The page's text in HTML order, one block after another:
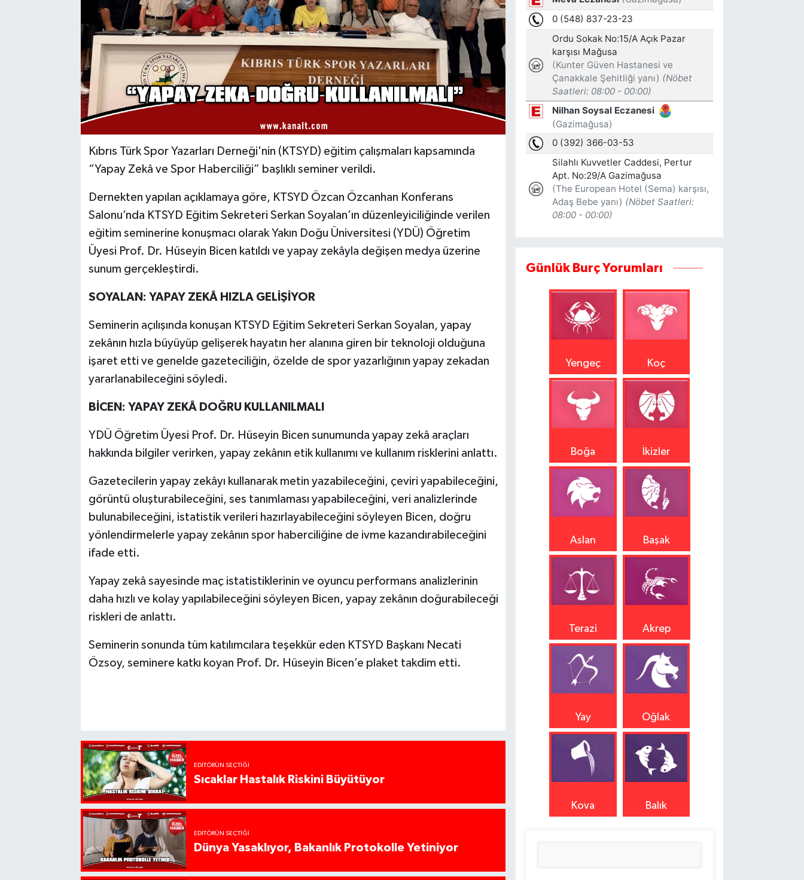
Kıbrıs Türk Spor Yazarları Derneği'nin (KTSYD) eğitim çalışmaları kapsamında
“Yapay Zekâ ve Spor Haberciliği” başlıklı seminer verildi.
Dernekten yapılan açıklamaya göre, KTSYD Özcan Özcanhan Konferans
Salonu’nda KTSYD Eğitim Sekreteri Serkan Soyalan’ın düzenleyiciliğinde verilen
eğitim seminerine konuşmacı olarak Yakın Doğu Üniversitesi (YDÜ) Öğretim
Üyesi Prof. Dr. Hüseyin Bicen katıldı ve yapay zekâyla değişen medya üzerine
sunum gerçekleştirdi.
SOYALAN: YAPAY ZEKÂ HIZLA GELİŞİYOR
Seminerin açılışında konuşan KTSYD Eğitim Sekreteri Serkan Soyalan, yapay
zekânın hızla büyüyüp gelişerek hayatın her alanına giren bir teknoloji olduğuna
işaret etti ve genelde gazeteciliğin, özelde de spor yazarlığının yapay zekadan
yararlanabileceğini söyledi.
BİCEN: YAPAY ZEKÂ DOĞRU KULLANILMALI
YDÜ Öğretim Üyesi Prof. Dr. Hüseyin Bicen sunumunda yapay zekâ araçları
hakkında bilgiler verirken, yapay zekânın etik kullanımı ve kullanım risklerini anlattı.
Gazetecilerin yapay zekâyı kullanarak metin yazabileceğini, çeviri yapabileceğini,
görüntü oluşturabileceğini, ses tanımlaması yapabileceğini, veri analizlerinde
bulunabileceğini, istatistik verileri hazırlayabileceğini söyleyen Bicen, doğru
yönlendirmelerle yapay zekânın spor haberciliğine de ivme kazandırabileceğini
ifade etti.
Yapay zekâ sayesinde maç istatistiklerinin ve oyuncu performans analizlerinin
daha hızlı ve kolay yapılabileceğini söyleyen Bicen, yapay zekânın doğurabileceği
riskleri de anlattı.
Seminerin sonunda tüm katılımcılara teşekkür eden KTSYD Başkanı Necati
Özsoy, seminere katkı koyan Prof. Dr. Hüseyin Bicen’e plaket takdim etti.
EDITÖRÜN SEÇTIĞI
Sıcaklar Hastalık Riskini Büyütüyor
EDITÖRÜN SEÇTIĞI
Dünya Yasaklıyor, Bakanlık Protokolle Yetiniyor
Günlük Burç Yorumları
Yengeç Koç
Boğa İkizler
Aslan Başak
Terazi Akrep
Yay Oğlak
Kova Balık